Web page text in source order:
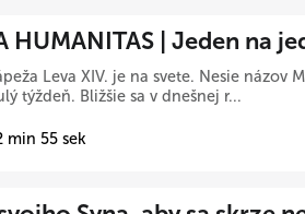
HUMANITAS | Jeden na
Leva XIV. je na svete. Nesie názov
týždeň. Bližšie sa v dnešnej r...
min 55 sek